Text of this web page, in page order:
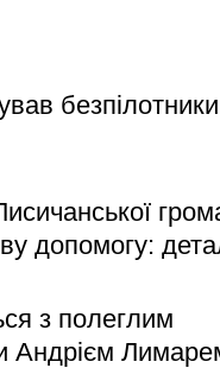
допомогу:
з полеглим
Андрієм